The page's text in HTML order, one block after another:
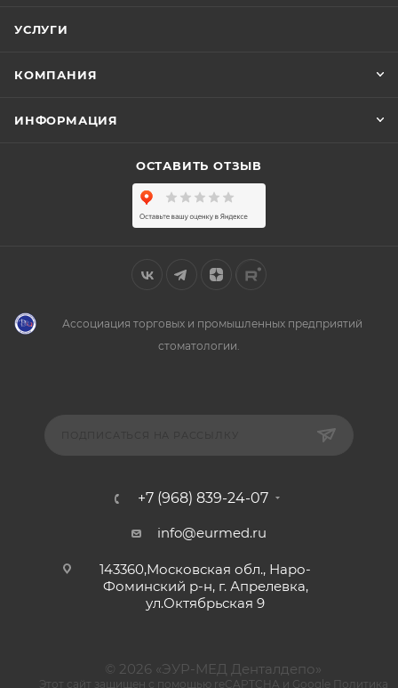
УСЛУГИ
КОМПАНИЯ
ИНФОРМАЦИЯ
ОСТАВИТЬ ОТЗЫВ
Ассоциация торговых и промышленных предприятий
стоматологии.
+7 (968) 839-24-07
info@eurmed.ru
143360,Московская обл., Наро-
Фоминский р-н, г. Апрелевка,
ул.Октябрьская 9
© 2026 «ЭУР-МЕД Денталдепо»
Этот сайт защищен с помощью reCAPTCHA и Google Политика